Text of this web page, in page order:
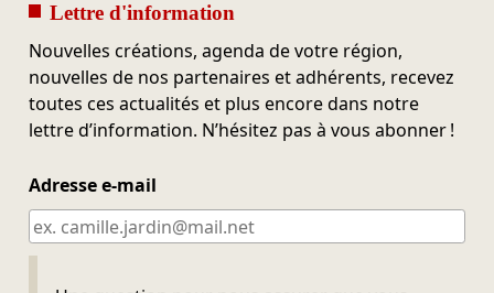
Lettre d'information
Nouvelles créations, agenda de votre région,
nouvelles de nos partenaires et adhérents, recevez
toutes ces actualités et plus encore dans notre
lettre d’information. N’hésitez pas à vous abonner !
Adresse e-mail
Ne pas remplir